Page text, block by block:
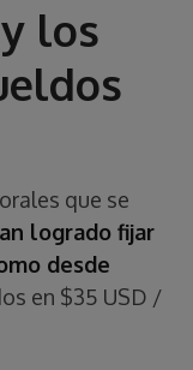
los
que se
logrado fijar
desde
en $35 USD /